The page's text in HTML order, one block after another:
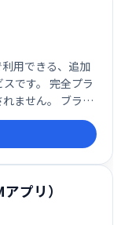
用できる、追加
です。 完全プラ
ません。 ブラウ
話をお楽しみくだ
プリ）